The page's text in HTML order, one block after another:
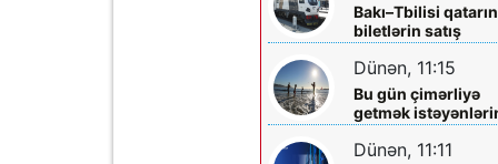
Bakı–Tbilisi
biletlərin satış
müddəti artırılır
Dünən, 11:15
Bu gün çimərliyə
getmək
diqqətinə!
Dünən, 11:11